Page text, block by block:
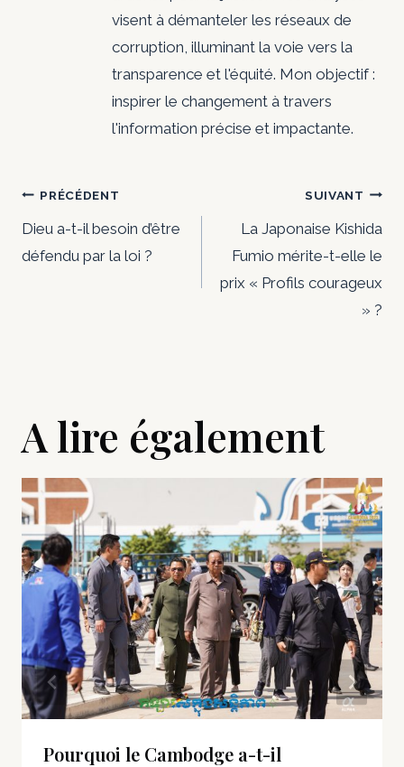
visent à démanteler les réseaux de
corruption, illuminant la voie vers la
transparence et l'équité. Mon objectif :
inspirer le changement à travers
l'information précise et impactante.
Navigation
de
l’article
PRÉCÉDENT
Dieu a-t-il besoin d’être
défendu par la loi ?
SUIVANT
La Japonaise Kishida
Fumio mérite-t-elle le
prix « Profils courageux
» ?
A lire également
Pourquoi le Cambodge a-t-il